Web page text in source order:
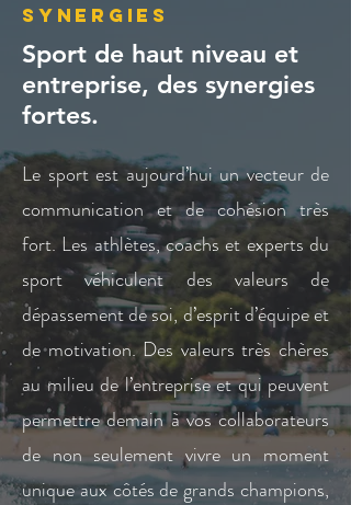
SYNERGIES
Sport de haut niveau et
entreprise, des synergies
fortes.
Le sport est aujourd’hui un vecteur de
communication et de cohésion très
fort. Les athlètes, coachs et experts du
sport véhiculent des valeurs de
dépassement de soi, d’esprit d’équipe et
de motivation. Des valeurs très chères
au milieu de l’entreprise et qui peuvent
permettre demain à vos collaborateurs
de non seulement vivre un moment
unique aux côtés de grands champions,